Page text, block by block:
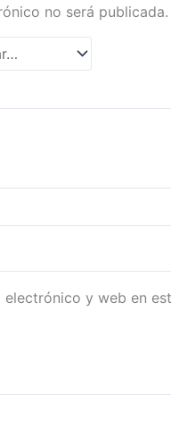
no será publicada.
y web en